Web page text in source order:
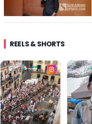
REELS & SHORTS